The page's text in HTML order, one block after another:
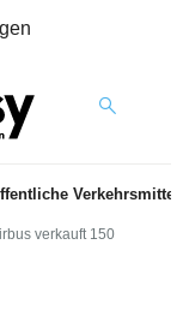
Verkehrsmittel
verkauft 150